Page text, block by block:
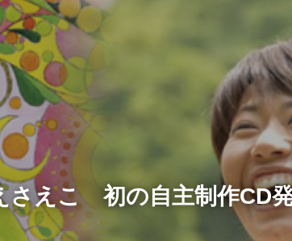
さえこ 初の自主制作CD